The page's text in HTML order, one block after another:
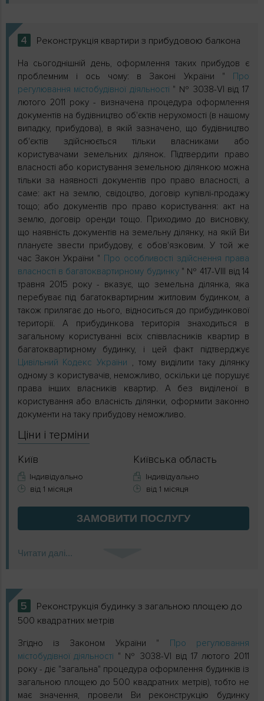
4 Реконструкція квартири з прибудовою балкона
На сьогоднішній день, оформлення таких прибудов є
проблемним і ось чому: в Законі України " Про
регулювання містобудівної діяльності " № 3038-VI від 17
лютого 2011 року - визначена процедура оформлення
документів на будівництво об'єктів нерухомості (в нашому
випадку, прибудова), в якій зазначено, що будівництво
об'єктів здійснюється тільки власниками або
користувачами земельних ділянок. Підтвердити право
власності або користування земельною ділянкою можна
тільки за наявності документів про право власності, а
саме: акт на землю, свідоцтво, договір купівлі-продажу
тощо; або документів про право користування: акт на
землю, договір оренди тощо. Приходимо до висновку,
що наявність документів на земельну ділянку, на якій Ви
плануєте звести прибудову, є обов'язковим. У той же
час Закон України " Про особливості здійснення права
власності в багатоквартирному будинку " № 417-VIІІ від 14
травня 2015 року - вказує, що земельна ділянка, яка
перебуває під багатоквартирним житловим будинком, а
також прилягає до нього, відноситься до прибудинкової
території. А прибудинкова територія знаходиться в
загальному користуванні всіх співвласників квартир в
багатоквартирному будинку, і цей факт підтверджує
Цивільний Кодекс України
, тому виділити таку ділянку
одному з користувачів, неможливо, оскільки це порушує
права інших власників квартир. А без виділеної в
користування або власність ділянки, оформити законно
документи на таку прибудову неможливо.
Ціни і терміни
Київ
Індивідуально
від 1 місяця
Київська область
Індивідуально
від 1 місяця
ЗАМОВИТИ ПОСЛУГУ
Читати далі...
5
Реконструкція будинку з загальною площею до
500 квадратних метрів
Згідно із Законом України " Про регулювання
містобудівної діяльності " № 3038-VI від 17 лютого 2011
року - діє "загальна" процедура оформлення будинків із
загальною площею до 500 квадратних метрів), тобто не
має значення, провели Ви реконструкцію будинку